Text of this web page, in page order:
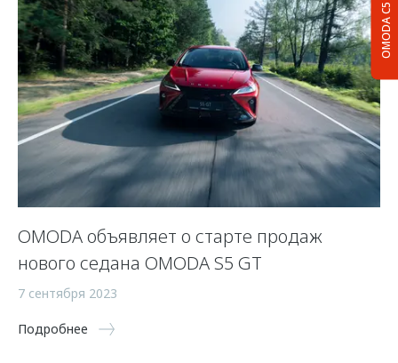
OMODA C5
OMODA объявляет о старте продаж
нового седана OMODA S5 GT
7 сентября 2023
Подробнее